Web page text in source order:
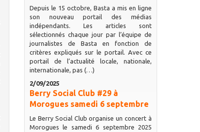
Depuis le 15 octobre, Basta a mis en ligne
son nouveau portail des médias
indépendants. Les articles sont
sélectionnés chaque jour par l’équipe de
journalistes de Basta en fonction de
critères expliqués sur le portail. Avec ce
portail de l’actualité locale, nationale,
internationale, pas (…)
2/09/2025
Berry Social Club #29 à
Morogues samedi 6 septembre
Le Berry Social Club organise un concert à
Morogues le samedi 6 septembre 2025